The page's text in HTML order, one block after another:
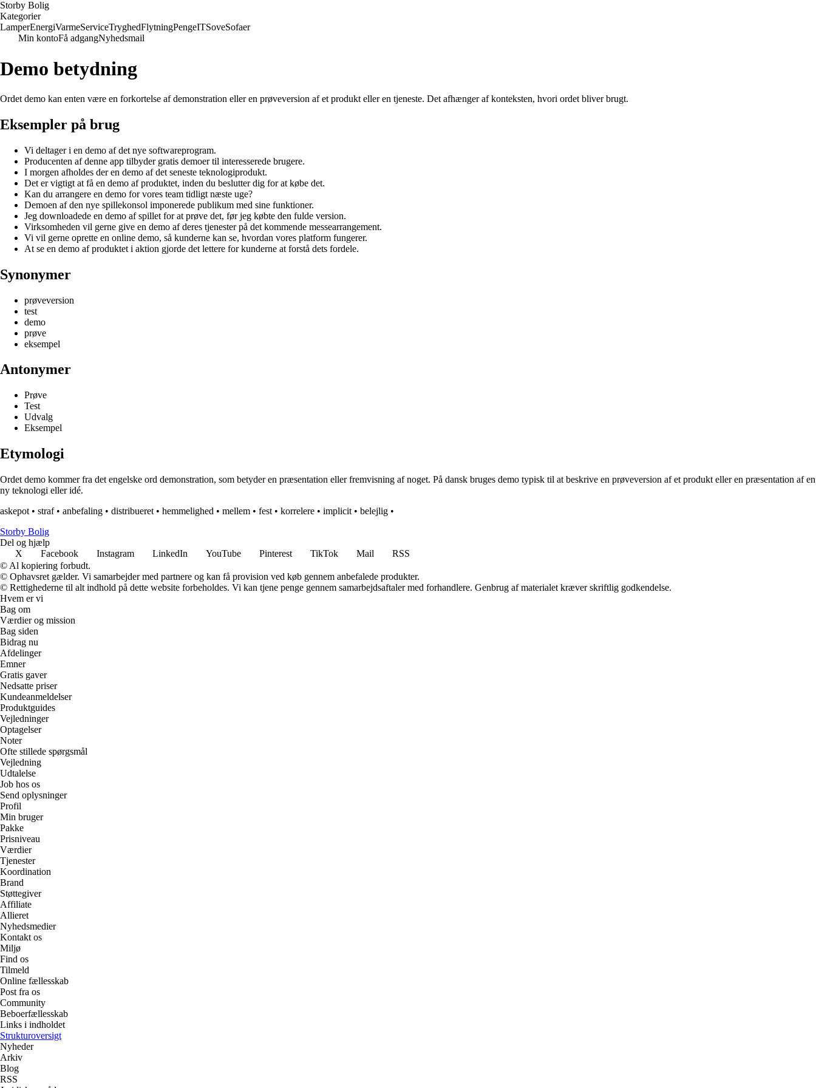
Storby Bolig
Kategorier
LamperEnergiVarmeServiceTryghedFlytningPengeITSoveSofaer
Min kontoFå adgangNyhedsmail
Demo betydning
Ordet demo kan enten være en forkortelse af demonstration eller en prøveversion af et produkt eller en tjeneste. Det afhænger af konteksten, hvori ordet bliver brugt.
Eksempler på brug
Vi deltager i en demo af det nye softwareprogram.
Producenten af ​​denne app tilbyder gratis demoer til interesserede brugere.
I morgen afholdes der en demo af det seneste teknologiprodukt.
Det er vigtigt at få en demo af produktet, inden du beslutter dig for at købe det.
Kan du arrangere en demo for vores team tidligt næste uge?
Demoen af ​​den nye spillekonsol imponerede publikum med sine funktioner.
Jeg downloadede en demo af spillet for at prøve det, før jeg købte den fulde version.
Virksomheden vil gerne give en demo af deres tjenester på det kommende messearrangement.
Vi vil gerne oprette en online demo, så kunderne kan se, hvordan vores platform fungerer.
At se en demo af produktet i aktion gjorde det lettere for kunderne at forstå dets fordele.
Synonymer
prøveversion
test
demo
prøve
eksempel
Antonymer
Prøve
Test
Udvalg
Eksempel
Etymologi
Ordet demo kommer fra det engelske ord demonstration, som betyder en præsentation eller fremvisning af noget. På dansk bruges demo typisk til at beskrive en prøveversion af et produkt eller en præsentation af en
ny teknologi eller idé.
askepot • straf• anbefaling • distribueret • hemmelighed • mellem • fest • korrelere • implicit • belejlig •
Storby Bolig
Del og hjælp
X
Facebook Instagram LinkedIn YouTube Pinterest TikTok Mail
RSS
© Al kopiering forbudt.
© Ophavsret gælder. Vi samarbejder med partnere og kan få provision ved køb gennem anbefalede produkter.
© Rettighederne til alt indhold på dette website forbeholdes. Vi kan tjene penge gennem samarbejdsaftaler med forhandlere. Genbrug af materialet kræver skriftlig godkendelse.
Hvem er vi
Bag om
Værdier og mission
Bag siden
Bidrag nu
Afdelinger
Emner
Gratis gaver
Nedsatte priser
Kundeanmeldelser
Produktguides
Vejledninger
Optagelser
Noter
Ofte stillede spørgsmål
Vejledning
Udtalelse
Job hos os
Send oplysninger
Profil
Min bruger
Pakke
Prisniveau
Værdier
Tjenester
Koordination
Brand
Støttegiver
Affiliate
Allieret
Nyhedsmedier
Kontakt os
Miljø
Find os
Tilmeld
Online fællesskab
Post fra os
Community
Beboerfællesskab
Links i indholdet
Strukturoversigt
Nyheder
Arkiv
Blog
RSS